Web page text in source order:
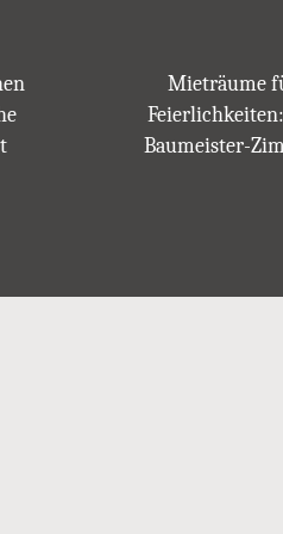
Mieträume
Baumeister-